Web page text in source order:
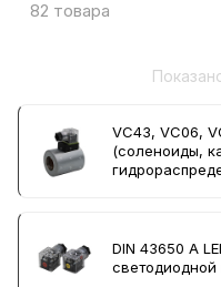
82 товара
VC43, VC06,
(соленоиды,
DIN 43650 A
светодиодной